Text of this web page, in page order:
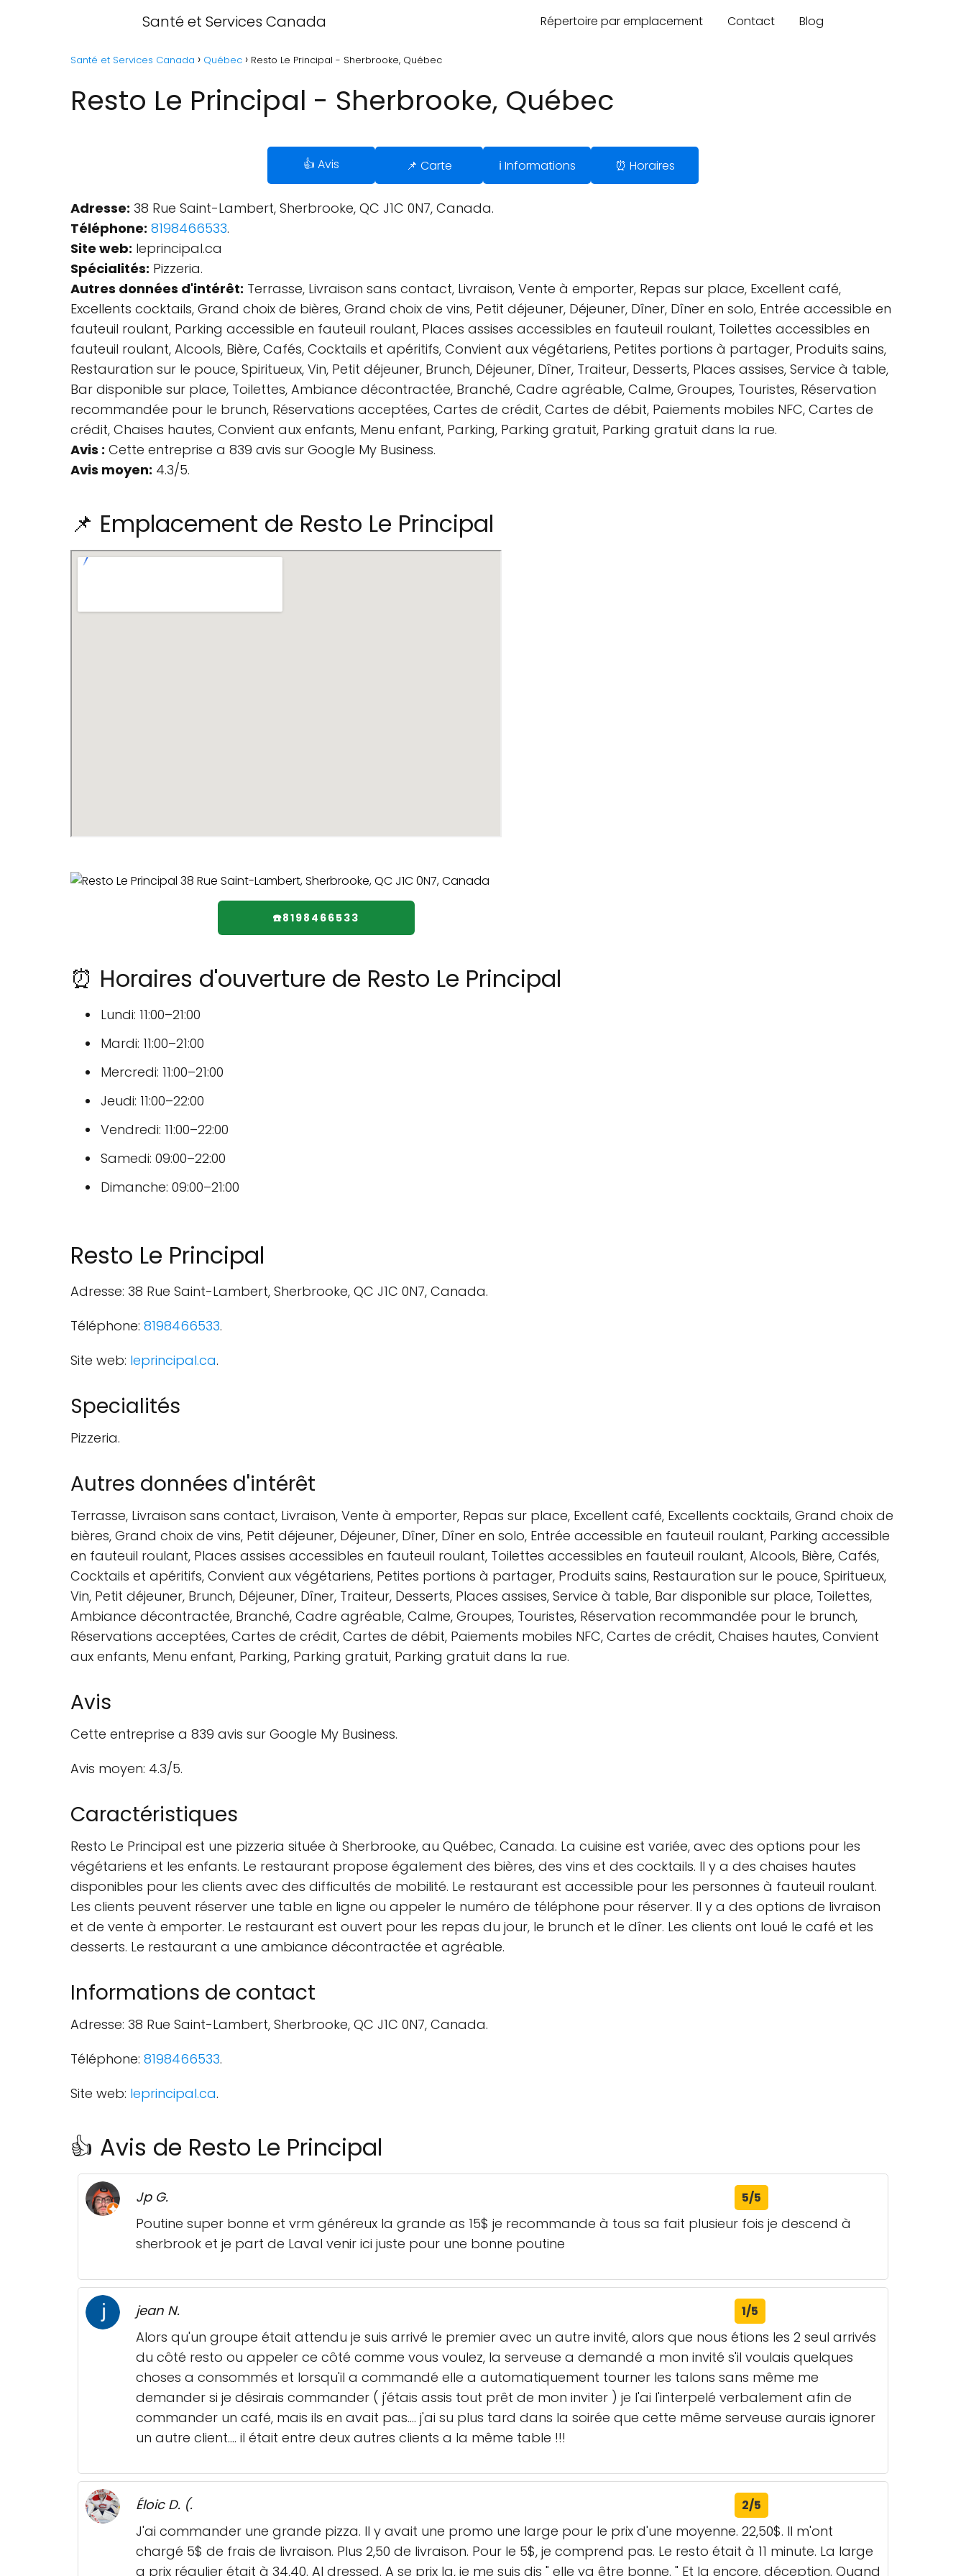
Santé et Services Canada Répertoire par emplacement Contact Blog
Santé et Services Canada Québec Resto Le Principal - Sherbrooke, Québec
Resto Le Principal - Sherbrooke, Québec
👍 Avis 📌 Carte ℹ️ Informations ⏰ Horaires
Adresse: 38 Rue Saint-Lambert, Sherbrooke, QC J1C 0N7, Canada.
Téléphone: 8198466533.
Site web: leprincipal.ca
Spécialités: Pizzeria.
Autres données d'intérêt: Terrasse, Livraison sans contact, Livraison, Vente à emporter, Repas sur place, Excellent café,
Excellents cocktails, Grand choix de bières, Grand choix de vins, Petit déjeuner, Déjeuner, Dîner, Dîner en solo, Entrée accessible en
fauteuil roulant, Parking accessible en fauteuil roulant, Places assises accessibles en fauteuil roulant, Toilettes accessibles en
fauteuil roulant, Alcools, Bière, Cafés, Cocktails et apéritifs, Convient aux végétariens, Petites portions à partager, Produits sains,
Restauration sur le pouce, Spiritueux, Vin, Petit déjeuner, Brunch, Déjeuner, Dîner, Traiteur, Desserts, Places assises, Service à table,
Bar disponible sur place, Toilettes, Ambiance décontractée, Branché, Cadre agréable, Calme, Groupes, Touristes, Réservation
recommandée pour le brunch, Réservations acceptées, Cartes de crédit, Cartes de débit, Paiements mobiles NFC, Cartes de
crédit, Chaises hautes, Convient aux enfants, Menu enfant, Parking, Parking gratuit, Parking gratuit dans la rue.
Avis : Cette entreprise a 839 avis sur Google My Business.
Avis moyen: 4.3/5.
📌 Emplacement de Resto Le Principal
☎️8198466533
⏰ Horaires d'ouverture de Resto Le Principal
Lundi: 11:00–21:00
Mardi: 11:00–21:00
Mercredi: 11:00–21:00
Jeudi: 11:00–22:00
Vendredi: 11:00–22:00
Samedi: 09:00–22:00
Dimanche: 09:00–21:00
Resto Le Principal
Adresse: 38 Rue Saint-Lambert, Sherbrooke, QC J1C 0N7, Canada.
Téléphone: 8198466533.
Site web: leprincipal.ca.
Specialités
Pizzeria.
Autres données d'intérêt
Terrasse, Livraison sans contact, Livraison, Vente à emporter, Repas sur place, Excellent café, Excellents cocktails, Grand choix de
bières, Grand choix de vins, Petit déjeuner, Déjeuner, Dîner, Dîner en solo, Entrée accessible en fauteuil roulant, Parking accessible
en fauteuil roulant, Places assises accessibles en fauteuil roulant, Toilettes accessibles en fauteuil roulant, Alcools, Bière, Cafés,
Cocktails et apéritifs, Convient aux végétariens, Petites portions à partager, Produits sains, Restauration sur le pouce, Spiritueux,
Vin, Petit déjeuner, Brunch, Déjeuner, Dîner, Traiteur, Desserts, Places assises, Service à table, Bar disponible sur place, Toilettes,
Ambiance décontractée, Branché, Cadre agréable, Calme, Groupes, Touristes, Réservation recommandée pour le brunch,
Réservations acceptées, Cartes de crédit, Cartes de débit, Paiements mobiles NFC, Cartes de crédit, Chaises hautes, Convient
aux enfants, Menu enfant, Parking, Parking gratuit, Parking gratuit dans la rue.
Avis
Cette entreprise a 839 avis sur Google My Business.
Avis moyen: 4.3/5.
Caractéristiques
Resto Le Principal est une pizzeria située à Sherbrooke, au Québec, Canada. La cuisine est variée, avec des options pour les
végétariens et les enfants. Le restaurant propose également des bières, des vins et des cocktails. Il y a des chaises hautes
disponibles pour les clients avec des difficultés de mobilité. Le restaurant est accessible pour les personnes à fauteuil roulant.
Les clients peuvent réserver une table en ligne ou appeler le numéro de téléphone pour réserver. Il y a des options de livraison
et de vente à emporter. Le restaurant est ouvert pour les repas du jour, le brunch et le dîner. Les clients ont loué le café et les
desserts. Le restaurant a une ambiance décontractée et agréable.
Informations de contact
Adresse: 38 Rue Saint-Lambert, Sherbrooke, QC J1C 0N7, Canada.
Téléphone: 8198466533.
Site web: leprincipal.ca.
👍 Avis de Resto Le Principal
Jp G. 5/5
Poutine super bonne et vrm généreux la grande as 15$ je recommande à tous sa fait plusieur fois je descend à
sherbrook et je part de Laval venir ici juste pour une bonne poutine
jean N. 1/5
Alors qu'un groupe était attendu je suis arrivé le premier avec un autre invité, alors que nous étions les 2 seul arrivés
du côté resto ou appeler ce côté comme vous voulez, la serveuse a demandé a mon invité s'il voulais quelques
choses a consommés et lorsqu'il a commandé elle a automatiquement tourner les talons sans même me
demander si je désirais commander ( j'étais assis tout prêt de mon inviter ) je l'ai l'interpelé verbalement afin de
commander un café, mais ils en avait pas.... j'ai su plus tard dans la soirée que cette même serveuse aurais ignorer
un autre client.... il était entre deux autres clients a la même table !!!
Éloic D. (. 2/5
J'ai commander une grande pizza. Il y avait une promo une large pour le prix d'une moyenne. 22,50$. Il m'ont
chargé 5$ de frais de livraison. Plus 2,50 de livraison. Pour le 5$, je comprend pas. Le resto était à 11 minute. La large
a prix régulier était à 34,40. Al dressed. A se prix la, je me suis dis " elle va être bonne. " Et la encore, déception. Quand